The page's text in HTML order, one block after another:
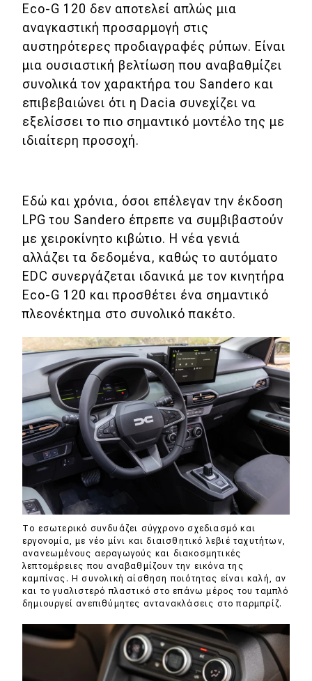
Eco-G 120 δεν αποτελεί απλώς μια
αναγκαστική προσαρμογή στις
αυστηρότερες προδιαγραφές ρύπων. Είναι
μια ουσιαστική βελτίωση που αναβαθμίζει
συνολικά τον χαρακτήρα του Sandero και
επιβεβαιώνει ότι η Dacia συνεχίζει να
εξελίσσει το πιο σημαντικό μοντέλο της με
ιδιαίτερη προσοχή.
Εδώ και χρόνια, όσοι επέλεγαν την έκδοση
LPG του Sandero έπρεπε να συμβιβαστούν
με χειροκίνητο κιβώτιο. Η νέα γενιά
αλλάζει τα δεδομένα, καθώς το αυτόματο
EDC συνεργάζεται ιδανικά με τον κινητήρα
Eco-G 120 και προσθέτει ένα σημαντικό
πλεονέκτημα στο συνολικό πακέτο.
Το εσωτερικό συνδυάζει σύγχρονο σχεδιασμό και
εργονομία, με νέο μίνι και διαισθητικό λεβιέ ταχυτήτων,
ανανεωμένους αεραγωγούς και διακοσμητικές
λεπτομέρειες που αναβαθμίζουν την εικόνα της
καμπίνας. Η συνολική αίσθηση ποιότητας είναι καλή, αν
και το γυαλιστερό πλαστικό στο επάνω μέρος του ταμπλό
δημιουργεί ανεπιθύμητες αντανακλάσεις στο παρμπρίζ.